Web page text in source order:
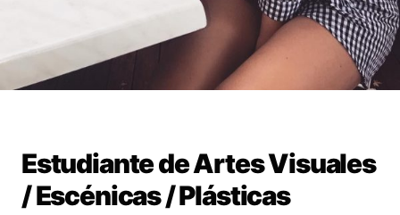
Estudiante de Artes Visuales
/ Escénicas / Plásticas